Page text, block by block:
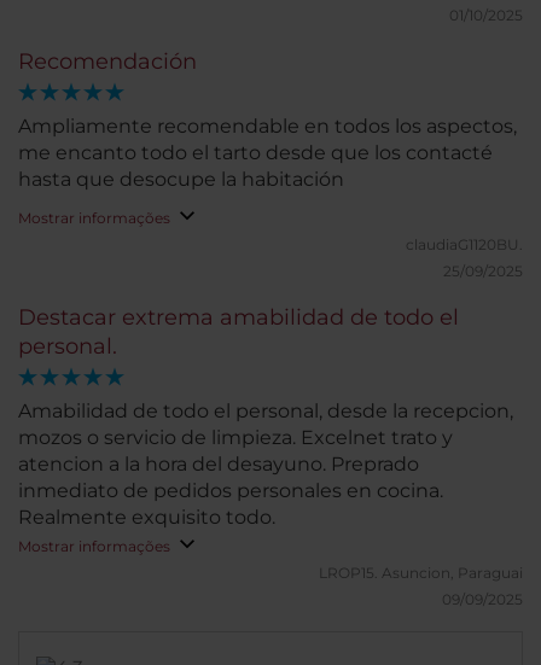
01/10/2025
Recomendación
Ampliamente recomendable en todos los aspectos,
me encanto todo el tarto desde que los contacté
hasta que desocupe la habitación
Mostrar informações
claudiaG1120BU.
25/09/2025
Destacar extrema amabilidad de todo el
personal.
Amabilidad de todo el personal, desde la recepcion,
mozos o servicio de limpieza. Excelnet trato y
atencion a la hora del desayuno. Preprado
inmediato de pedidos personales en cocina.
Realmente exquisito todo.
Mostrar informações
LROP15. Asuncion, Paraguai
09/09/2025